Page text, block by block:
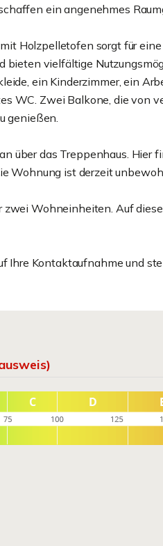
ein angenehmes
Holzpelletofen sorgt für
bieten vielfältige
ein Kinderzimmer, ein
WC. Zwei Balkone, die von
genießen.
über das Treppenhaus. Hier
Wohnung ist derzeit
zwei Wohneinheiten. Auf
Ihre Kontaktaufnahme und